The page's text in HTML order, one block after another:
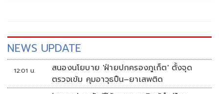
NEWS UPDATE
12:01 น.
สนองนโยบาย 'ฝ่ายปกครองภูเก็ต' ตั้งจุด
ตรวจเข้ม คุมอาวุธปืน–ยาเสพติด